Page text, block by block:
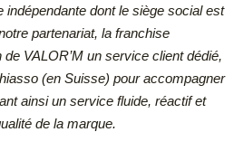
indépendante dont le siège social est
partenariat, la franchise
VALOR’M un service client dédié,
(en Suisse) pour accompagner
ainsi un service fluide, réactif et
de la marque.